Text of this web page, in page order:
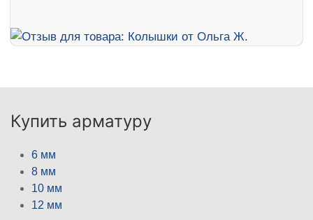
Купить арматуру
6 мм
8 мм
10 мм
12 мм